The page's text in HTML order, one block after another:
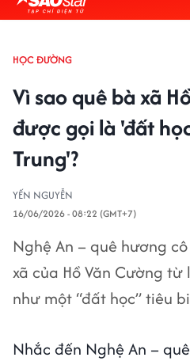
HỌC ĐƯỜNG
Vì sao quê bà xã
được gọi là 'đất
Trung'?
YẾN NGUYỄN
16/06/2026 - 08:22 (GMT+7)
Nghệ An – quê hương
xã của Hồ Văn Cường
như một “đất học” tiêu
Nhắc đến Nghệ An –